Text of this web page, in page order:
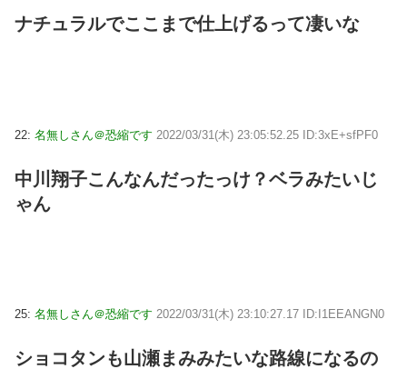
ナチュラルでここまで仕上げるって凄いな
22: 名無しさん＠恐縮です 2022/03/31(木) 23:05:52.25 ID:3xE+sfPF0
中川翔子こんなんだったっけ？ベラみたいじ
ゃん
25: 名無しさん＠恐縮です 2022/03/31(木) 23:10:27.17 ID:I1EEANGN0
ショコタンも山瀬まみみたいな路線になるの